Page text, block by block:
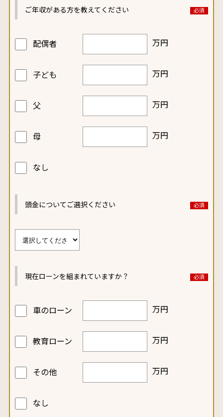
ご年収がある方を教えてください
配偶者
子ども
父
母
なし
万円
万円
万円
万円
頭金についてご選択ください
現在ローンを組まれていますか？
車のローン
教育ローン
その他
なし
万円
万円
万円